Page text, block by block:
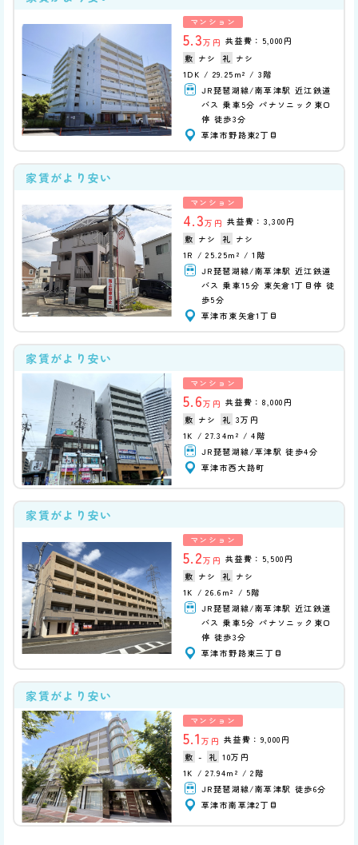
マンション
5.3万円 共益費：5,000円
ナシ
ナシ
1DK
29.25m²
3階
JR琵琶湖線/南草津駅 近江鉄道
バス 乗車5分 パナソニック東口
停 徒歩3分
草津市野路東2丁目
家賃がより安い
マンション
4.3万円 共益費：3,300円
ナシ
ナシ
1R
25.25m²
1階
JR琵琶湖線/南草津駅 近江鉄道
バス 乗車15分 東矢倉1丁目停 徒
歩5分
草津市東矢倉1丁目
家賃がより安い
マンション
5.6万円 共益費：8,000円
ナシ
3万円
1K
27.34m²
4階
JR琵琶湖線/草津駅 徒歩4分
草津市西大路町
家賃がより安い
マンション
5.2万円 共益費：5,500円
ナシ
ナシ
1K
26.6m²
5階
JR琵琶湖線/南草津駅 近江鉄道
バス 乗車5分 パナソニック東口
停 徒歩3分
草津市野路東三丁目
家賃がより安い
マンション
5.1万円 共益費：9,000円
-
10万円
1K
27.94m²
2階
JR琵琶湖線/南草津駅 徒歩6分
草津市南草津2丁目